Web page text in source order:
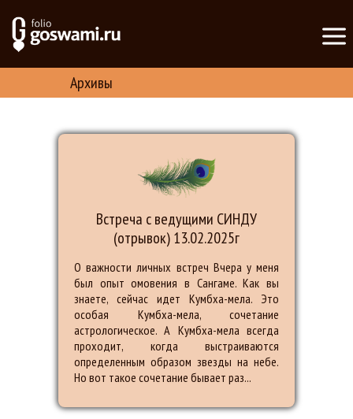
Архивы
Встреча с ведущими СИНДУ
(отрывок) 13.02.2025г
О важности личных встреч Вчера у меня
был опыт омовения в Сангаме. Как вы
знаете, сейчас идет Кумбха-мела. Это
особая Кумбха-мела, сочетание
астрологическое. А Кумбха-мела всегда
проходит, когда выстраиваются
определенным образом звезды на небе.
Но вот такое сочетание бывает раз...